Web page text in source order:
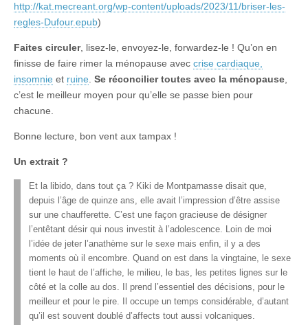
http://kat.mecreant.org/wp-content/uploads/2023/11/briser-les-
regles-Dufour.epub)
Faites circuler, lisez-le, envoyez-le, forwardez-le ! Qu’on en
finisse de faire rimer la ménopause avec crise cardiaque,
insomnie et ruine Se réconcilier toutes avec la ménopause
c’est le meilleur moyen pour qu’elle se passe bien pour
chacune.
Bonne lecture, bon vent aux tampax !
Un extrait ?
Et la libido, dans tout ça ? Kiki de Montparnasse disait que,
depuis l’âge de quinze ans, elle avait l’impression d’être assise
sur une chaufferette. C’est une façon gracieuse de désigner
l’entêtant désir qui nous investit à l’adolescence. Loin de moi
l’idée de jeter l’anathème sur le sexe mais enfin, il y a des
moments où il encombre. Quand on est dans la vingtaine, le sexe
tient le haut de l’affiche, le milieu, le bas, les petites lignes sur le
côté et la colle au dos. Il prend l’essentiel des décisions, pour le
meilleur et pour le pire. Il occupe un temps considérable, d’autant
qu’il est souvent doublé d’affects tout aussi volcaniques.